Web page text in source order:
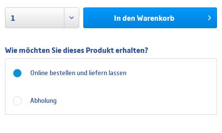
In den Warenkorb
Wie möchten Sie dieses Produkt erhalten?
Online bestellen und liefern lassen
Abholung